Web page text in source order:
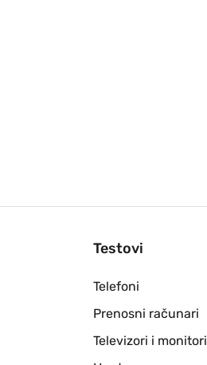
Testovi
Telefoni
Prenosni računari
Televizori i monitori